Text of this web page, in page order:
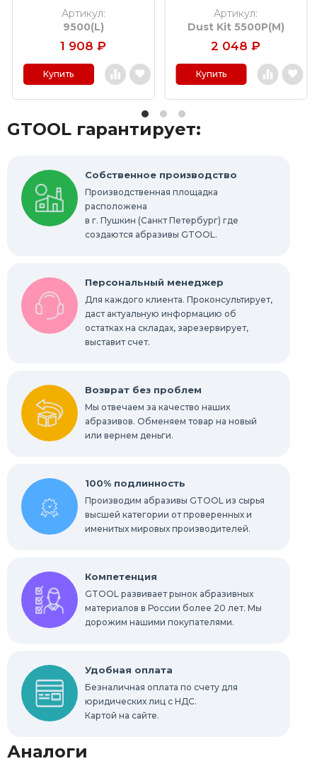
Полировальные материалы
Абразивные материалы
Новинки
Распродажа Выгодная цена
Шлифовально-полировальные станки
Запасные части
Артикул:
9500(L)
1 908 ₽
Купить
Артикул:
Dust Kit 5500P(M)
2 048 ₽
Купить
GTOOL гарантирует:
Собственное производство
Производственная площадка
расположена
в г. Пушкин (Санкт Петербург) где
создаются абразивы GTOOL.
Персональный менеджер
Для каждого клиента. Проконсультирует,
даст актуальную информацию об
остатках на складах, зарезервирует,
выставит счет.
Возврат без проблем
Мы отвечаем за качество наших
абразивов. Обменяем товар на новый
или вернем деньги.
100% подлинность
Производим абразивы GTOOL из сырья
высшей категории от проверенных и
именитых мировых производителей.
Компетенция
GTOOL развивает рынок абразивных
материалов в России более 20 лет. Мы
дорожим нашими покупателями.
Удобная оплата
Безналичная оплата по счету для
юридических лиц с НДС.
Картой на сайте.
Аналоги